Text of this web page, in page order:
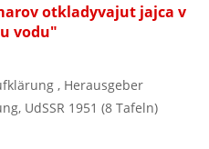
otkladyvajut jajca v
vodu"
, Herausgeber
UdSSR 1951 (8 Tafeln)